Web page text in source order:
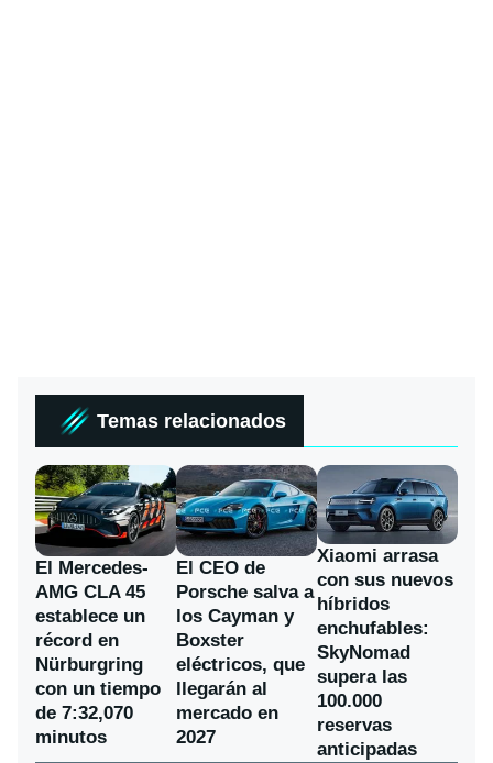
Temas relacionados
El Mercedes-
AMG CLA 45
establece un
récord en
Nürburgring
con un tiempo
de 7:32,070
minutos
El CEO de
Porsche salva a
los Cayman y
Boxster
eléctricos, que
llegarán al
mercado en
2027
Xiaomi arrasa
con sus nuevos
híbridos
enchufables:
SkyNomad
supera las
100.000
reservas
anticipadas